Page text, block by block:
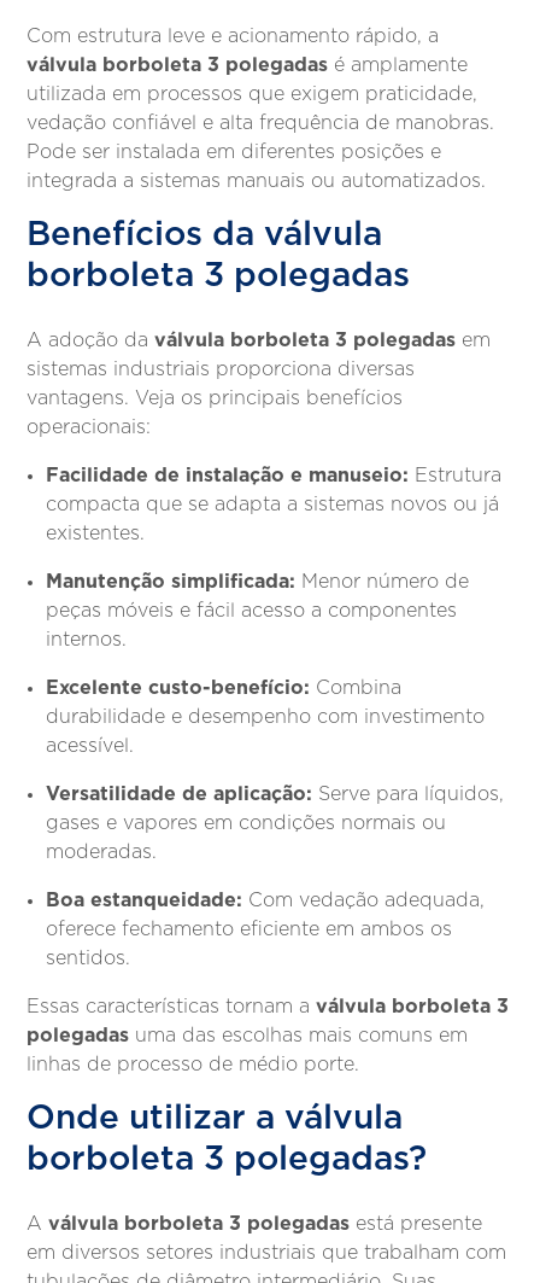
Com estrutura leve e acionamento rápido, a
válvula borboleta 3 polegadas é amplamente
utilizada em processos que exigem praticidade,
vedação confiável e alta frequência de manobras.
Pode ser instalada em diferentes posições e
integrada a sistemas manuais ou automatizados.
Benefícios da válvula
borboleta 3 polegadas
A adoção daválvula borboleta 3 polegadas em
sistemas industriais proporciona diversas
vantagens. Veja os principais benefícios
operacionais:
Facilidade de instalação e manuseio: Estrutura
compacta que se adapta a sistemas novos ou já
existentes.
Manutenção simplificada: Menor número de
peças móveis e fácil acesso a componentes
internos.
Excelente custo-benefício: Combina
durabilidade e desempenho com investimento
acessível.
Versatilidade de aplicação: Serve para líquidos,
gases e vapores em condições normais ou
moderadas.
Boa estanqueidade: Com vedação adequada,
oferece fechamento eficiente em ambos os
sentidos.
Essas características tornam aválvula borboleta 3
polegadas uma das escolhas mais comuns em
linhas de processo de médio porte.
Onde utilizar a válvula
borboleta 3 polegadas?
A válvula borboleta 3 polegadas está presente
em diversos setores industriais que trabalham com